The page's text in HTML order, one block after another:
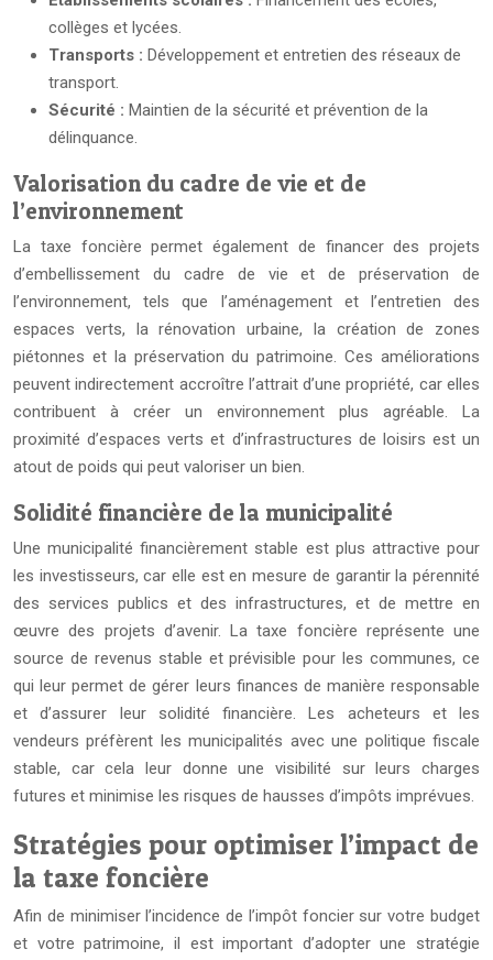
collèges et lycées.
Transports : Développement et entretien des réseaux de
transport.
Sécurité : Maintien de la sécurité et prévention de la
délinquance.
Valorisation du cadre de vie et de
l’environnement
La taxe foncière permet également de financer des projets
d’embellissement du cadre de vie et de préservation de
l’environnement, tels que l’aménagement et l’entretien des
espaces verts, la rénovation urbaine, la création de zones
piétonnes et la préservation du patrimoine. Ces améliorations
peuvent indirectement accroître l’attrait d’une propriété, car elles
contribuent à créer un environnement plus agréable. La
proximité d’espaces verts et d’infrastructures de loisirs est un
atout de poids qui peut valoriser un bien.
Solidité financière de la municipalité
Une municipalité financièrement stable est plus attractive pour
les investisseurs, car elle est en mesure de garantir la pérennité
des services publics et des infrastructures, et de mettre en
œuvre des projets d’avenir. La taxe foncière représente une
source de revenus stable et prévisible pour les communes, ce
qui leur permet de gérer leurs finances de manière responsable
et d’assurer leur solidité financière. Les acheteurs et les
vendeurs préfèrent les municipalités avec une politique fiscale
stable, car cela leur donne une visibilité sur leurs charges
futures et minimise les risques de hausses d’impôts imprévues.
Stratégies pour optimiser l’impact de
la taxe foncière
Afin de minimiser l’incidence de l’impôt foncier sur votre budget
et votre patrimoine, il est important d’adopter une stratégie